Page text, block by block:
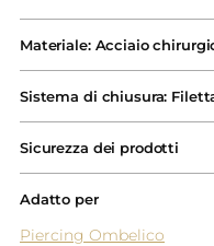
prodotto
al
carrello...
Materiale: Acciaio
Sistema di chiusura:
Sicurezza dei prodotti
Adatto per
Piercing Ombelico